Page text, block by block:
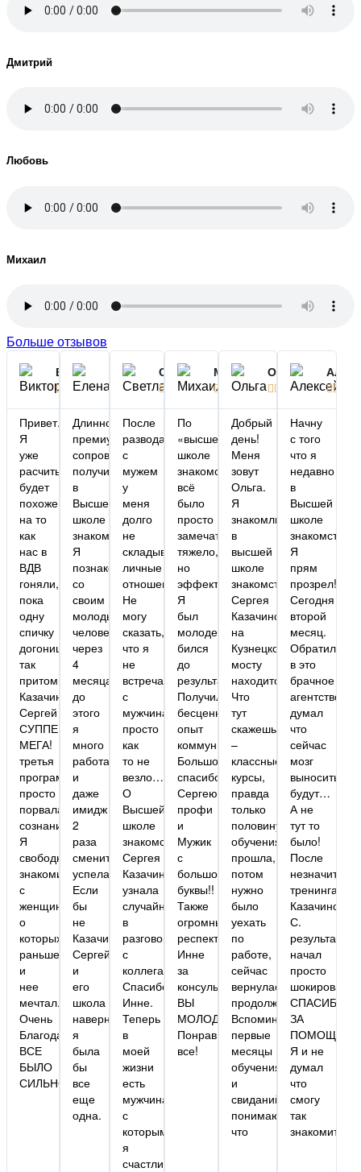
Дмитрий
Любовь
Михаил
Больше отзывов
Виктор
 
Read
More
Привет.
Я
уже
расчитывал
будет
похоже
на то
как
нас в
ВДВ
гоняли,
пока
одну
спичку
догонишь
так
притомишься.
Казачинский
Сергей
СУППЕР
МЕГА!
третья
программа
просто
порвала
сознание.
Я
свободно
знакомился
с
женщинами
о
которых
раньше
и
нее
мечтал.
Очень
Благодарен!
ВСЕ
БЫЛО
СИЛЬНО!
Елена

Read
More
Длинное
премиум
сопровождение
получилось
в
Высшей
школе
знакомств.)))
Я
познакомилась
со
своим
молодым
человеком
через
4
месяца)),
до
этого
я
много
работала
и
даже
имидж
2
раза
сменить
успела.
Если
бы
не
Казачинский
Сергей
и
его
школа
наверно
я
была
бы
все
еще
одна.
Светлана
 
Read
More
После
развода
с
мужем
у
меня
долго
не
складывались
личные
отношения.
Не
могу
сказать,
что я
не
встречалась
с
мужчинами,
просто
как
то не
везло….
О
Высшей
школе
знакомств
Сергея
Казачинского
узнала
случайно
в
разговоре
с
коллегами.
Спасибо
Инне.
Теперь
в
моей
жизни
есть
мужчина,
с
которым
я
счастлива.
Михаил
 
Read
More
По
«высшей
школе
знакомств»
всё
было
просто
замечательно,
тяжело,
но
эффективно!
Я
был
молодец
бился
до
результата!!!
Получил
бесценный
опыт
коммуникации!!!
Большое
спасибо
Сергею,
профи
и
Мужик
с
большой
буквы!!
Также
огромный
респект
Инне
за
консультацию,
ВЫ
МОЛОДЦЫ!
Понравилось
все!
Ольга
  
Read
More
Добрый
день!
Меня
зовут
Ольга.
Я
знакомлюсь
в
высшей
школе
знакомств
Сергея
Казачинского,
на
Кузнецком
мосту
находится).
Что
тут
скажешь
–
классные
курсы,
правда
только
половину
обучения
прошла,
потом
нужно
было
уехать
по
работе,
сейчас
вернулась
продолжаю.
Вспоминаю
первые
месяцы
обучения
и
свиданий,
понимаю,
что

Начну
с того
что я
недавно
в
Высшей
школе
знакомств.
Я
прям
прозрел!
Сегодня
второй
месяц.
Обратился
в это
брачное
агентство,
думал
что
сейчас
мозг
выносить
будут…
А не
тут то
было!
После
тренинга
Казачинского
С.
результат
начал
просто
шокировать))
СПАСИБО
ЗА
Я и не
думал
что
смогу
так